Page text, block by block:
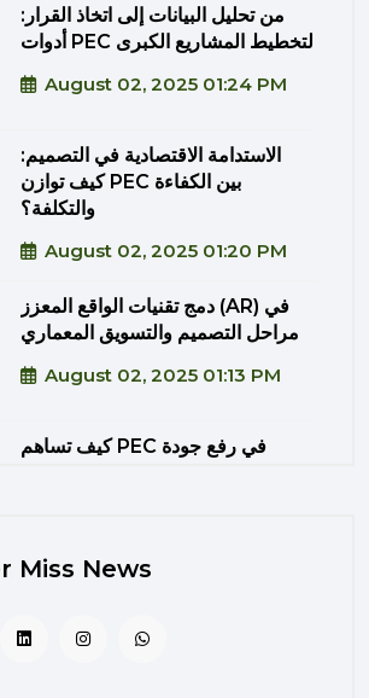
من تحليل البيانات إلى اتخاذ القرار:
أدوات PEC لتخطيط المشاريع الكبرى
August 02, 2025 01:24 PM
الاستدامة الاقتصادية في التصميم:
كيف توازن PEC بين الكفاءة
والتكلفة؟
August 02, 2025 01:20 PM
دمج تقنيات الواقع المعزز (AR) في
مراحل التصميم والتسويق المعماري
August 02, 2025 01:13 PM
كيف تساهم PEC في رفع جودة
أكثر إنسانية
Miss News